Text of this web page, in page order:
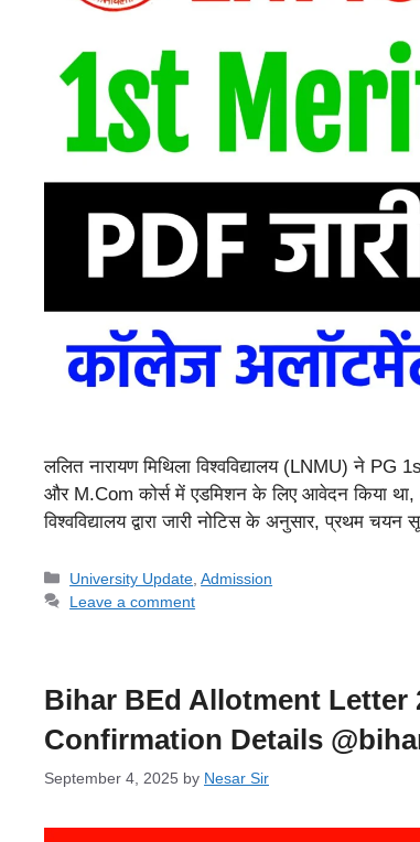
ललित नारायण मिथिला विश्वविद्यालय (LNMU) ने
और M.Com कोर्स में एडमिशन के लिए आवेदन किया
विश्वविद्यालय द्वारा जारी नोटिस के अनुसार, प्रथम
Categories
University Update ,Admission
Leave a comment
Bihar BEd Allotment Letter
Confirmation Details
September 4, 2025 by Nesar Sir